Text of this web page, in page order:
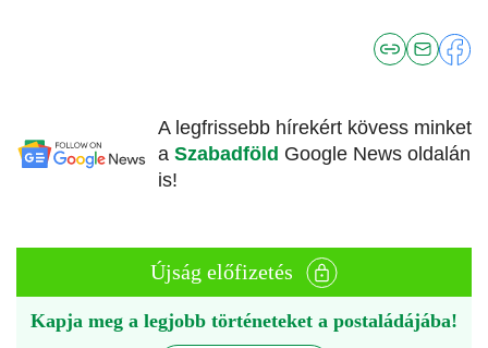
A legfrissebb hírekért kövess minket
a Szabadföld Google News oldalán
is!
Újság előfizetés
Kapja meg a legjobb történeteket a postaládájába!